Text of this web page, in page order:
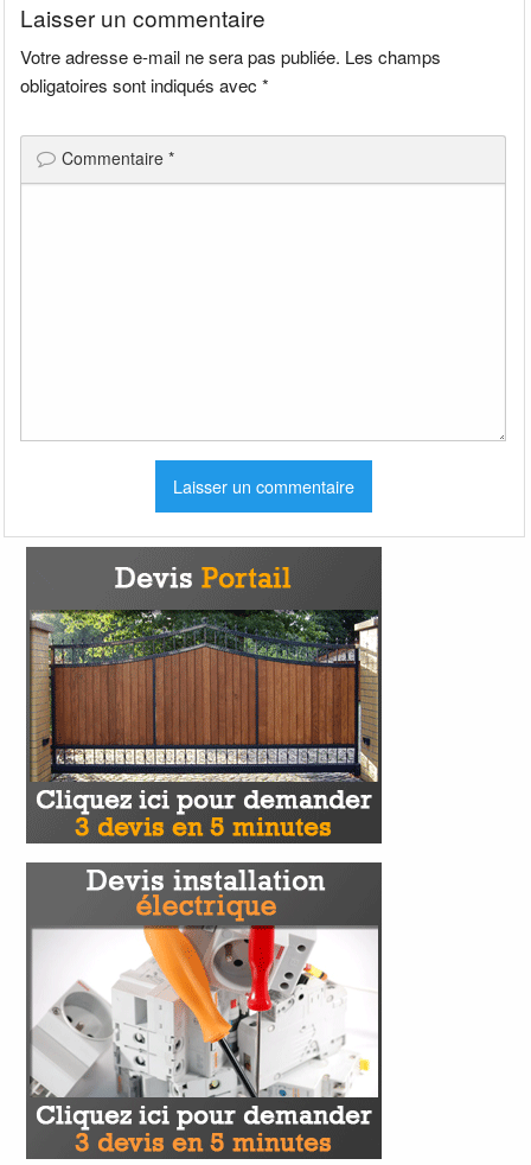
Laisser un commentaire
Votre adresse e-mail ne sera pas publiée. Les champs
obligatoires sont indiqués avec*
Commentaire*